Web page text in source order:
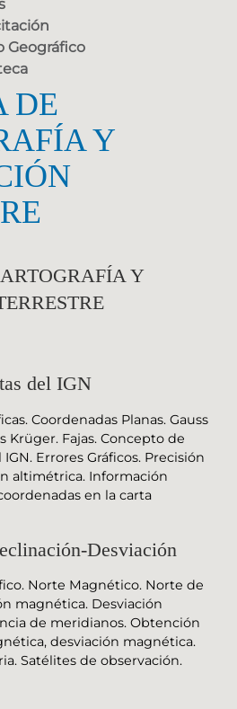
Geográfico
DE
Y
Y
del IGN
Coordenadas Planas. Gauss
Krüger. Fajas. Concepto de
Errores Gráficos. Precisión
altimétrica. Información
en la carta
Desviación
Norte Magnético. Norte de
magnética. Desviación
de meridianos. Obtención
desviación magnética.
Satélites de observación.